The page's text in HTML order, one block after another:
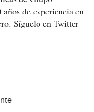
de experiencia en
Síguelo en Twitter